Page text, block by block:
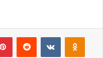
PinterestReddit VKontakte